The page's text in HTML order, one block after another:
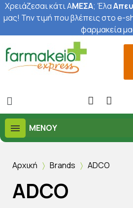
Χρειάζεσαι κάτι ΑΜΕΣΑ; Έλα
μας! Την τιμή που βλέπεις στο e-
φαρμακεία
ΜΕΝΟΎ
Αρχική Brands ADCO
ADCO